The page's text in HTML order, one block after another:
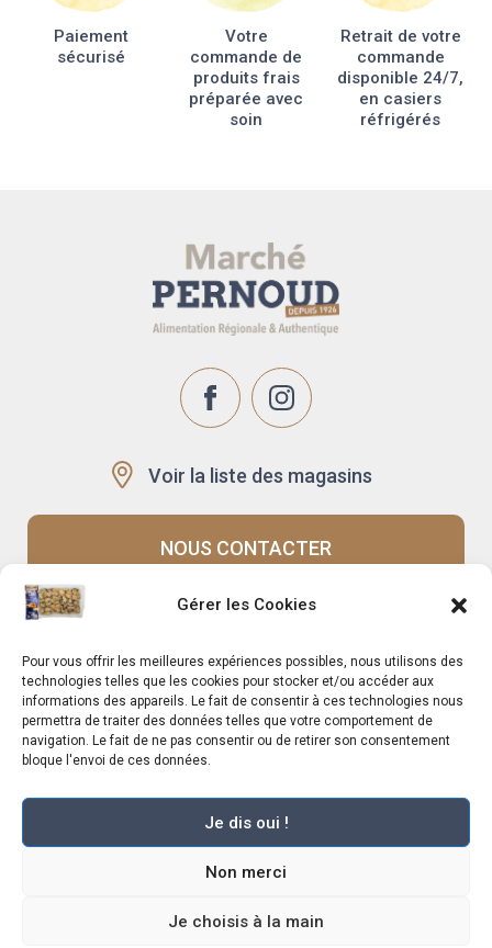
Gérer les Cookies
Pour vous offrir les meilleures expériences possibles, nous utilisons des
technologies telles que les cookies pour stocker et/ou accéder aux
informations des appareils. Le fait de consentir à ces technologies nous
permettra de traiter des données telles que votre comportement de
navigation. Le fait de ne pas consentir ou de retirer son consentement
bloque l'envoi de ces données.
Je dis oui !
Non merci
Je choisis à la main
Paiement
sécurisé
Votre
commande de
produits frais
préparée avec
soin
Retrait de votre
commande
disponible 24/7,
en casiers
réfrigérés
Voir la liste des magasins
NOUS CONTACTER
Rappels produits
Le Mag
Mentions légales–
Vente